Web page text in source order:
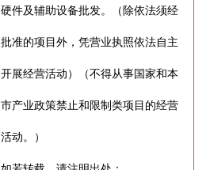
硬件及辅助设备批发。（除依法须经
批准的项目外，凭营业执照依法自主
开展经营活动）（不得从事国家和本
市产业政策禁止和限制类项目的经营
活动。）